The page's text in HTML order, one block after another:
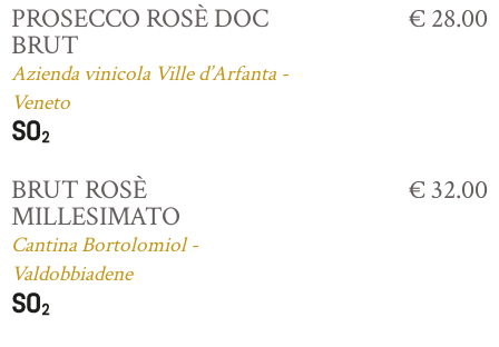
PROSECCO ROSÈ DOC
BRUT
Azienda vinicola Ville d’Arfanta -
Veneto
€ 28.00
BRUT ROSÈ
MILLESIMATO
Cantina Bortolomiol -
Valdobbiadene
€ 32.00